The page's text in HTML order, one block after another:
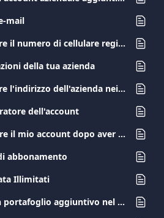
mail
Come posso modificare il numero di cellulare registrato?
della tua azienda
Come posso modificare l'indirizzo dell'azienda nei miei dati di contatto?
dell'account
Come posso aggiornare il mio account dopo aver cambiato il mio documento di identità?
abbonamento
Illimitati
Come posso creare un portafoglio aggiuntivo nel mio account Viva.com?